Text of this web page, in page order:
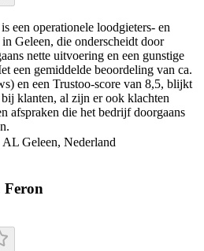
een operationele loodgieters- en
Geleen, die onderscheidt door
nette uitvoering en een gunstige
een gemiddelde beoordeling van ca.
en een Trustoo-score van 8,5, blijkt
klanten, al zijn er ook klachten
afspraken die het bedrijf doorgaans
Geleen, Nederland
Feron